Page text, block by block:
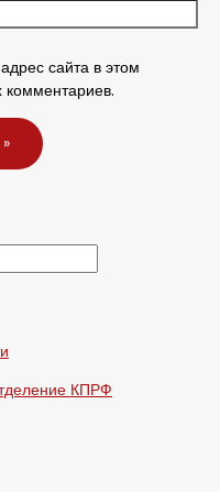
сайта в этом
КПРФ